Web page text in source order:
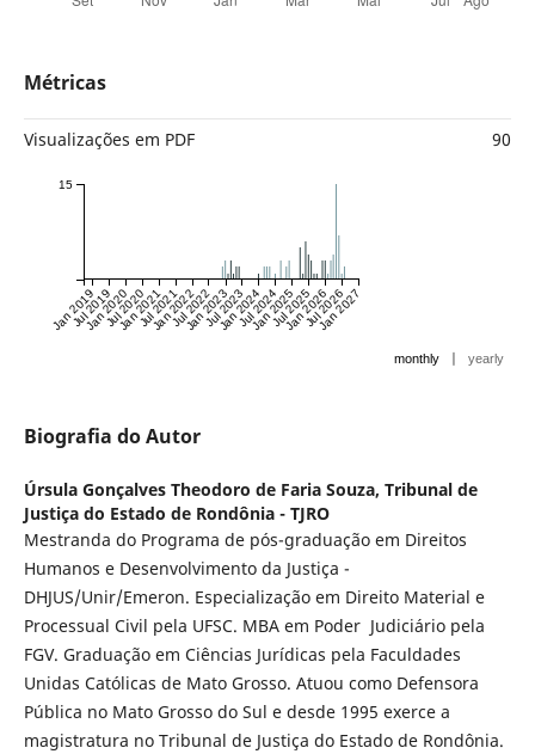
Métricas
Visualizações em PDF 90
Jan 2019
Jul 2019
Jan 2020
Jul 2020
Jan 2021
Jul 2021
Jan 2022
Jul 2022
Jan 2023
Jul 2023
Jan 2024
Jul 2024
Jan 2025
Jul 2025
Jan 2026
Jul 2026
Jan 2027
15
monthly | yearly
Biografia do Autor
Úrsula Gonçalves Theodoro de Faria Souza, Tribunal de
Justiça do Estado de Rondônia - TJRO
Mestranda do Programa de pós-graduação em Direitos
Humanos e Desenvolvimento da Justiça -
DHJUS/Unir/Emeron. Especialização em Direito Material e
Processual Civil pela UFSC. MBA em Poder Judiciário pela
FGV. Graduação em Ciências Jurídicas pela Faculdades
Unidas Católicas de Mato Grosso. Atuou como Defensora
Pública no Mato Grosso do Sul e desde 1995 exerce a
magistratura no Tribunal de Justiça do Estado de Rondônia.